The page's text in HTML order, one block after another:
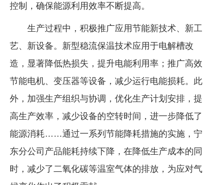
控制，确保能源利用效率不断提高。
生产过程中，积极推广应用节能新技术、新工
艺、新设备。新型稳流保温技术应用于电解槽改
造，显著降低热损失，提升电能利用率；推广高效
节能电机、变压器等设备，减少运行电能损耗。此
外，加强生产组织与协调，优化生产计划安排，提
高生产效率，减少设备的空转时间，进一步降低了
能源消耗……通过一系列节能降耗措施的实施，宁
东分公司产品能耗持续下降，在降低生产成本的同
时，减少了二氧化碳等温室气体的排放，为应对气